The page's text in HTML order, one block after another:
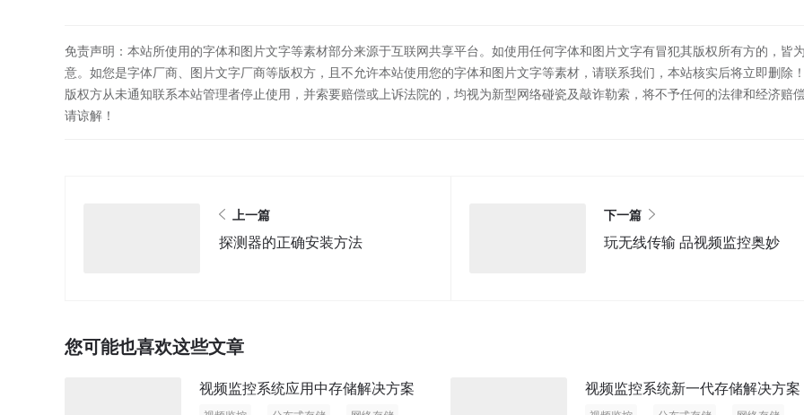
免责声明：本站所使用的字体和图片文字等素材部分来源于互联网共享平台。如使用任何字体和图片文字有冒犯其版权所有方的，皆
意。如您是字体厂商、图片文字厂商等版权方，且不允许本站使用您的字体和图片文字等素材，请联系我们，本站核实后将立即删除
版权方从未通知联系本站管理者停止使用，并索要赔偿或上诉法院的，均视为新型网络碰瓷及敲诈勒索，将不予任何的法律和经济赔
请谅解！
上一篇
探测器的正确安装方法
下一篇
玩无线传输 品视频监控奥妙
您可能也喜欢这些文章
视频监控系统应用中存储解决方案 视频监控系统新一代存储解决方案